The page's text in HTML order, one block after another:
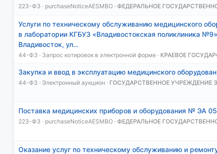
223-ФЗ · purchaseNoticeAESMBO · ФЕДЕРАЛЬНОЕ
Услуги по техническому обслуживанию медицинского
в лаборатории КГБУЗ «Владивостокская поликлиника
Владивосток, ул…
44-ФЗ · Запрос котировок в электронной форме · КРАЕВОЕ
Закупка и ввод в эксплуатацию медицинского
44-ФЗ · Электронный аукцион · ГОСУДАРСТВЕННОЕ УЧРЕЖДЕНИЕ
Поставка медицинских приборов и оборудования № ЭА
223-ФЗ · purchaseNoticeAESMBO · ФЕДЕРАЛЬНОЕ
Оказание услуг по техническому обслуживанию и